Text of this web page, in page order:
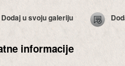
Dodaj u svoju galeriju
informacije